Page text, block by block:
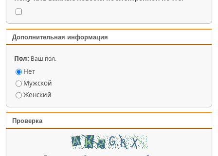
Дополнительная информация
Пол: Ваш пол.
Нет
Мужской
Женский
Проверка